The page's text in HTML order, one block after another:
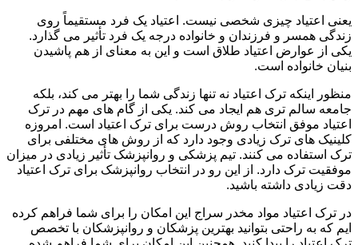
یعنی اعتیاد چیزی شخصی نیست. اعتیاد یک فرد مستقیماً روی
زندگی همسر و فرزندان و خانواده درجه یک فرد تأثیر می گذارد.
یکی از عوارض اعتیاد طلاق است و این به معنای از هم پاشیدن
بنیان خانواده است.
منظور اینکه ترک اعتیاد نه تنها زندگی شما را بهتر می کند، بلکه
جامعه سالم تری هم ایجاد می کند. یکی از گام های مهم در ترک
اعتیاد موفق انتخاب روش درست برای ترک اعتیاد است. امروزه
کلینیک های ترک زیادی وجود دارد که از روش های مختلفی برای
ترک استفاده می کنند. تیم پزشکی و روانپزشک تأثیر زیادی در میزان
موفقیت ترک دارد. از این رو در انتخاب روانپزشک برای ترک اعتیاد
دقت زیادی داشته باشید.
در ترک اعتیاد مواد مخدر سراج این امکان را برای شما فراهم کرده
ایم که به راحتی بتوانید بهترین پزشکان و روانپزشکان با تخصص